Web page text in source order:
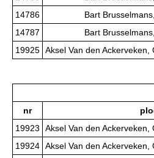
14786
Bart
14787
Bart
19925 Aksel Van den Ackerveken,
nr
19923
Aksel Van den Ackerveken,
19924 Aksel Van den Ackerveken,